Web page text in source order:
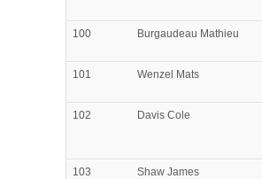
100 Burgaudeau Mathieu
101 Wenzel Mats
102 Davis Cole
103 Shaw James